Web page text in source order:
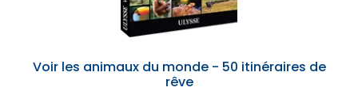
Voir les animaux du monde - 50 itinéraires de
rêve